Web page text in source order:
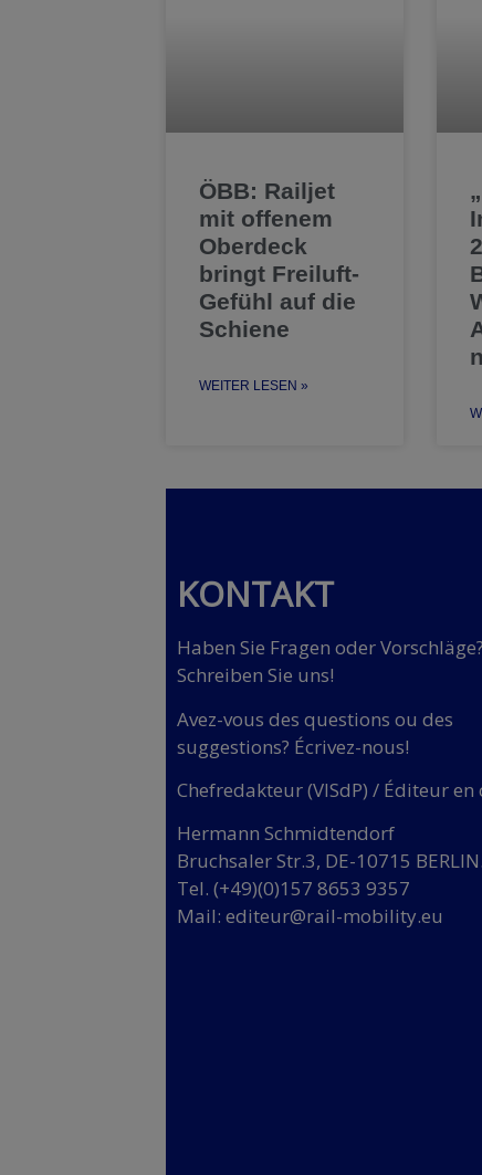
ÖBB: Railjet
mit offenem
Oberdeck
bringt Freiluft-
Gefühl auf die
Schiene
WEITER LESEN »
KONTAKT
Haben Sie Fragen oder Vorschläge?
Schreiben Sie uns!
Avez-vous des questions ou des
suggestions? Écrivez-nous!
Chefredakteur (VISdP) / Éditeur en
Hermann Schmidtendorf
Bruchsaler Str.3, DE-10715 BERLIN.
Tel. (+49)(0)157 8653 9357
Mail: editeur@rail-mobility.eu